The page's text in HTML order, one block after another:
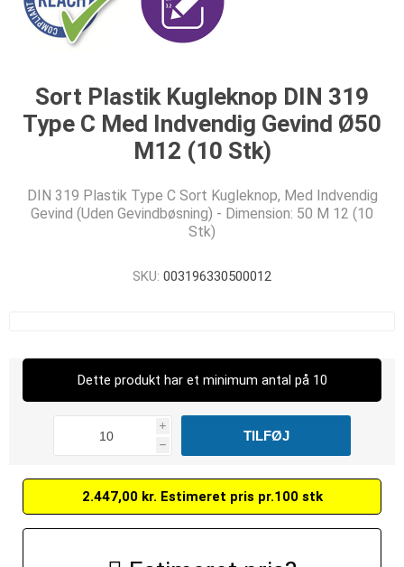
Sort Plastik Kugleknop DIN 319
Type C Med Indvendig Gevind Ø50
M12 (10 Stk)
DIN 319 Plastik Type C Sort Kugleknop, Med Indvendig
Gevind (Uden Gevindbøsning) - Dimension: 50 M 12 (10
Stk)
SKU: 003196330500012
Dette produkt har et minimum antal på 10
i
h
2.447,00 kr. Estimeret pris pr.100 stk